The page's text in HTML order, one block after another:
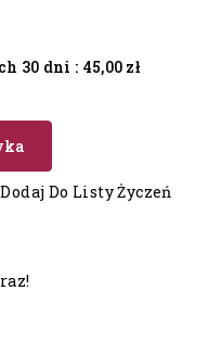
30 dni : 45,00 zł
Dodaj Do Listy Życzeń